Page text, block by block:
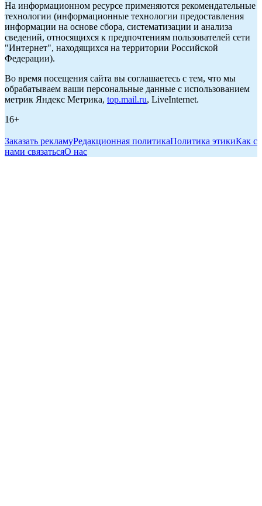
На информационном ресурсе применяются рекомендательные
технологии (информационные технологии предоставления
информации на основе сбора, систематизации и анализа
сведений, относящихся к предпочтениям пользователей сети
"Интернет", находящихся на территории Российской
Федерации).
Во время посещения сайта вы соглашаетесь с тем, что мы
обрабатываем ваши персональные данные с использованием
метрик Яндекс Метрика, top.mail.ru, LiveInternet.
16+
Заказать рекламуРедакционная политикаПолитика этикиКак с
нами связатьсяО нас